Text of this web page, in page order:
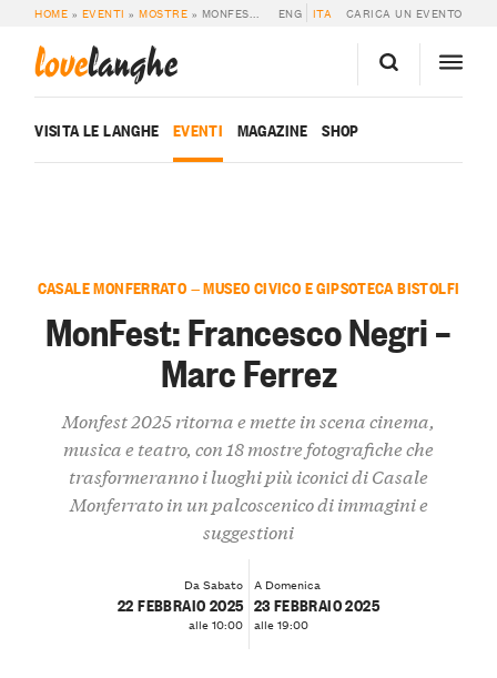
HOME » EVENTI »MOSTRE » MONFEST: FRANCESCO NEGRI – MARC FERREZ ENG ITA CARICA UN EVENTO
lovelanghe
VISITA LE LANGHE EVENTI MAGAZINE SHOP
CASALE MONFERRATO — MUSEO CIVICO E GIPSOTECA BISTOLFI
MonFest: Francesco Negri –
Marc Ferrez
Monfest 2025 ritorna e mette in scena cinema,
musica e teatro, con 18 mostre fotografiche che
trasformeranno i luoghi più iconici di Casale
Monferrato in un palcoscenico di immagini e
suggestioni
Da Sabato
22 FEBBRAIO 2025
alle 10:00
A Domenica
23 FEBBRAIO 2025
alle 19:00